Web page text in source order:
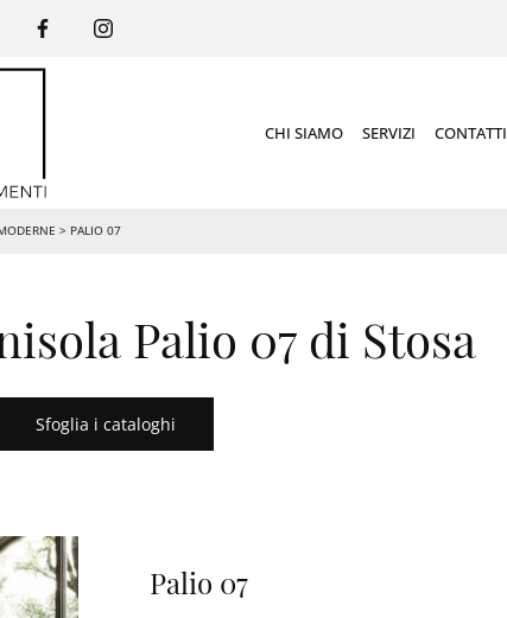
CHI SIAMO SERVIZI CONTATTI
> PALIO 07
Palio 07 di Stosa
Sfoglia i cataloghi
Palio 07